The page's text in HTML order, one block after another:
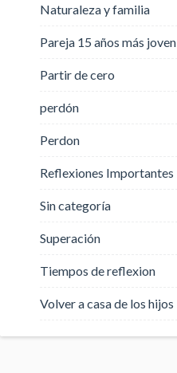
Naturaleza y familia
Pareja 15 años más joven
Partir de cero
perdón
Perdon
Reflexiones Importantes
Sin categoría
Superación
Tiempos de reflexion
Volver a casa de los hijos